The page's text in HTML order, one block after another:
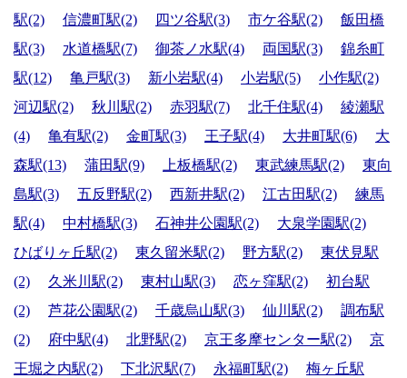
駅(2)
信濃町駅(2) 四ツ谷駅(3) 市ケ谷駅(2)
飯田橋
駅(3)
水道橋駅(7) 御茶ノ水駅(4) 両国駅(3)
錦糸町
駅(12)
亀戸駅(3) 新小岩駅(4) 小岩駅(5)
小作駅(2)
河辺駅(2)
秋川駅(2) 赤羽駅(7) 北千住駅(4)
綾瀬駅
(4)
亀有駅(2) 金町駅(3) 王子駅(4) 大井町駅(6)
大
森駅(13)
蒲田駅(9) 上板橋駅(2) 東武練馬駅(2)
東向
島駅(3)
五反野駅(2) 西新井駅(2) 江古田駅(2)
練馬
駅(4)
中村橋駅(3) 石神井公園駅(2)
大泉学園駅(2)
ひばりヶ丘駅(2)
東久留米駅(2) 野方駅(2)
東伏見駅
(2)
久米川駅(2) 東村山駅(3) 恋ヶ窪駅(2)
初台駅
(2)
芦花公園駅(2) 千歳烏山駅(3) 仙川駅(2)
調布駅
(2)
府中駅(4) 北野駅(2) 京王多摩センター駅(2)
京
王堀之内駅(2)
下北沢駅(7) 永福町駅(2)
梅ヶ丘駅